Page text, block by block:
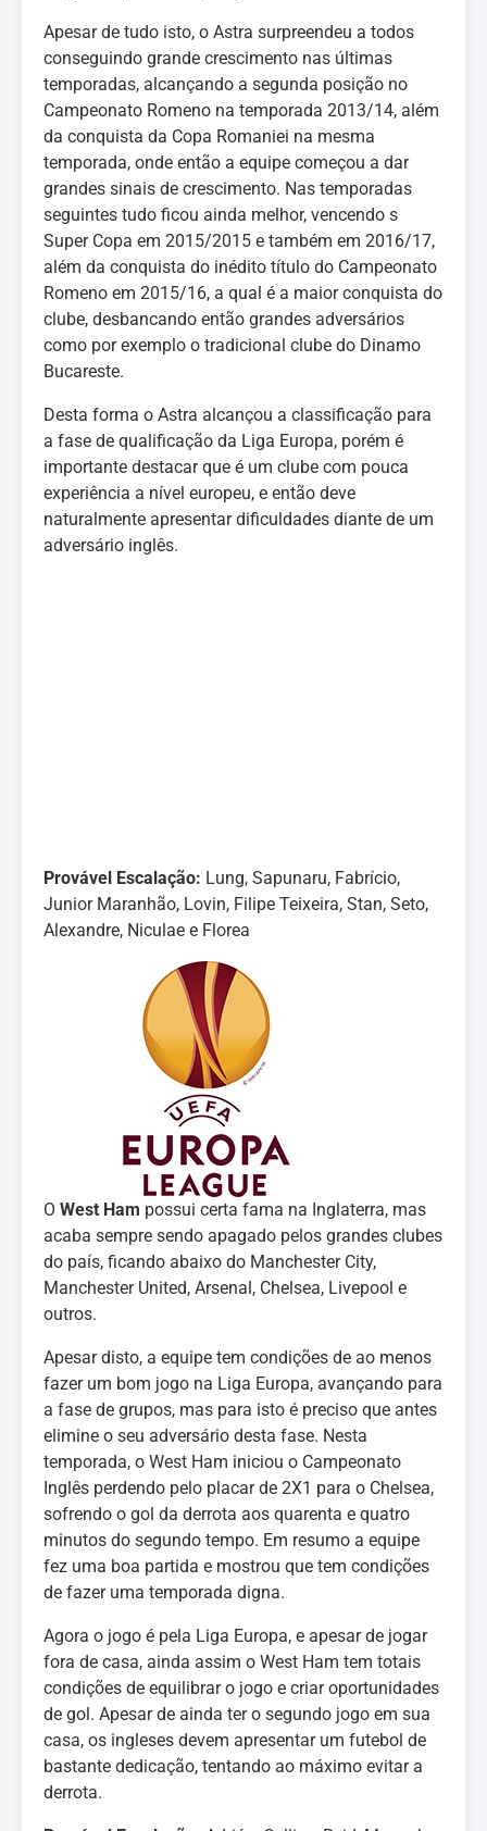
Apesar de tudo isto, o Astra surpreendeu a todos
conseguindo grande crescimento nas últimas
temporadas, alcançando a segunda posição no
Campeonato Romeno na temporada 2013/14, além
da conquista da Copa Romaniei na mesma
temporada, onde então a equipe começou a dar
grandes sinais de crescimento. Nas temporadas
seguintes tudo ficou ainda melhor, vencendo s
Super Copa em 2015/2015 e também em 2016/17,
além da conquista do inédito título do Campeonato
Romeno em 2015/16, a qual é a maior conquista do
clube, desbancando então grandes adversários
como por exemplo o tradicional clube do Dinamo
Bucareste.
Desta forma o Astra alcançou a classificação para
a fase de qualificação da Liga Europa, porém é
importante destacar que é um clube com pouca
experiência a nível europeu, e então deve
naturalmente apresentar dificuldades diante de um
adversário inglês.
Provável Escalação: Lung, Sapunaru, Fabrício,
Junior Maranhão, Lovin, Filipe Teixeira, Stan, Seto,
Alexandre, Niculae e Florea
O West Ham possui certa fama na Inglaterra, mas
acaba sempre sendo apagado pelos grandes clubes
do país, ficando abaixo do Manchester City,
Manchester United, Arsenal, Chelsea, Livepool e
outros.
Apesar disto, a equipe tem condições de ao menos
fazer um bom jogo na Liga Europa, avançando para
a fase de grupos, mas para isto é preciso que antes
elimine o seu adversário desta fase. Nesta
temporada, o West Ham iniciou o Campeonato
Inglês perdendo pelo placar de 2X1 para o Chelsea,
sofrendo o gol da derrota aos quarenta e quatro
minutos do segundo tempo. Em resumo a equipe
fez uma boa partida e mostrou que tem condições
de fazer uma temporada digna.
Agora o jogo é pela Liga Europa, e apesar de jogar
fora de casa, ainda assim o West Ham tem totais
condições de equilibrar o jogo e criar oportunidades
de gol. Apesar de ainda ter o segundo jogo em sua
casa, os ingleses devem apresentar um futebol de
bastante dedicação, tentando ao máximo evitar a
derrota.